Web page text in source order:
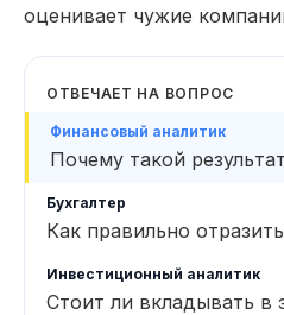
оценивает чужие
ОТВЕЧАЕТ НА ВОПРОС
Почему такой
Как правильно
Стоит ли вкладывать в